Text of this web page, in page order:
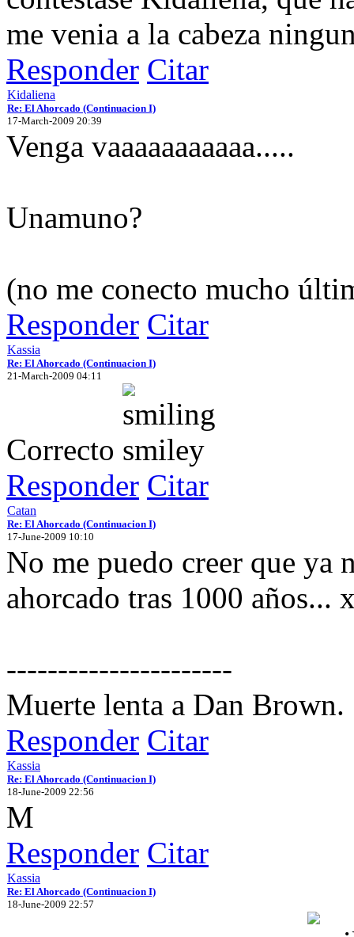
me venia a la cabeza
Responder Citar
Kidaliena
Re: El Ahorcado (Continuacion I)
17-March-2009 20:39
Venga vaaaaaaaaaaa.....
Unamuno?
(no me conecto mucho
Responder Citar
Kassia
Re: El Ahorcado (Continuacion I)
21-March-2009 04:11
Correcto
Responder Citar
Catan
Re: El Ahorcado (Continuacion I)
17-June-2009 10:10
No me puedo creer que ya
ahorcado tras 1000 años...
----------------------
Muerte lenta a Dan Brown.
Responder Citar
Kassia
Re: El Ahorcado (Continuacion I)
18-June-2009 22:56
M
Responder Citar
Kassia
Re: El Ahorcado (Continuacion I)
18-June-2009 22:57